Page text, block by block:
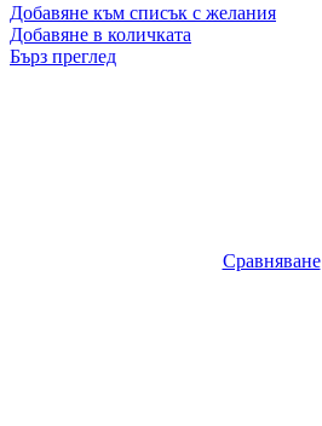
Добавяне към списък с желания
Добавяне в количката
Бърз преглед
Сравняване